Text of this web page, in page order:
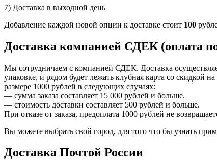
7) Доставка в выходной день
Добавление каждой новой опции к доставке стоит 100
Доставка компанией СДЕК (оплата
Мы сотрудничаем с компанией СДЕК. Доставка
упаковке, и рядом будет лежать клубная карта со скидкой
размере 1000 рублей в следующих случаях:
— сумма заказа составляет 15 000 рублей и больше.
— стоимость доставки составляет 500 рублей и больше.
При отказе от заказа, предоплата 1000 рублей не
Вы можете выбрать свой город, для того что бы узнать
Доставка Почтой России